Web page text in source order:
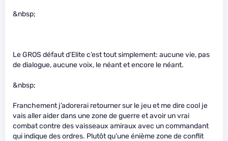
&nbsp;
Le GROS défaut d’Elite c’est tout simplement: aucune vie, pas
de dialogue, aucune voix, le néant et encore le néant.
&nbsp;
Franchement j’adorerai retourner sur le jeu et me dire cool je
vais aller aider dans une zone de guerre et avoir un vrai
combat contre des vaisseaux amiraux avec un commandant
qui indique des ordres. Plutôt qu’une énième zone de conflit